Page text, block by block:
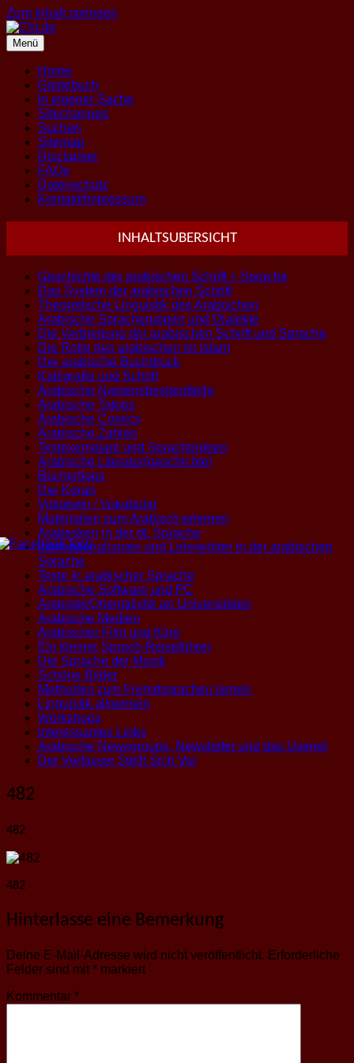
Zum Inhalt springen
Menü
Home
Gästebuch
In eigener Sache
Sitechanges
Suchen
Sitemap
Disclaimer
FAQs
Datenschutz
Kontakt/Impressum
INHALTSUBERSICHT
Geschichte der arabischen Schrift + Sprache
Das System der arabischen Schrift
Theoretische Linguistik des Arabischen
Arabische Sprachgruppen und Dialekte
Die Verbreitung der arabischen Schrift und Sprache
Die Rolle des arabischen im Islam
Der arabische Buchdruck
Kalligrafie und Schrift
Arabische Namensbestandteile
Arabische Tatoos
Arabische Comics
Arabische Zahlen
Textexemplare und Sprachproben
Arabische Literatur(geschichte)
Büchertipps
Der Koran
Vokabeln / Vokabular
Materialien zum Arabisch erlernen
Arabesken in der dt. Sprache
Internationalismen und Lehnwörter in der arabischen
Sprache
Texte in arabischer Sprache
Arabische Software und PC
Arabistik/Orientalistik an Universitäten
Arabische Medien
Arabischer Film und Kino
Ein kleiner Sprach-Reiseführer
Die Sprache der Musik
Schöne Bilder
Methoden zum Fremdsprachen lernen
Linguistik allgemein
Workshops
Interessantes Links
Arabische Newsgroups, Newsletter und das Usenet
Der Verfasser Stellt Sich Vor
482
482
482
Hinterlasse eine Bemerkung
Deine E-Mail-Adresse wird nicht veröffentlicht. Erforderliche
Felder sind mit * markiert
Kommentar *